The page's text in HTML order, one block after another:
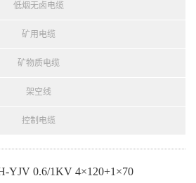
低烟无卤电缆
矿用电缆
矿物质电缆
架空线
控制电缆
YJV 0.6/1KV 4×120+1×70